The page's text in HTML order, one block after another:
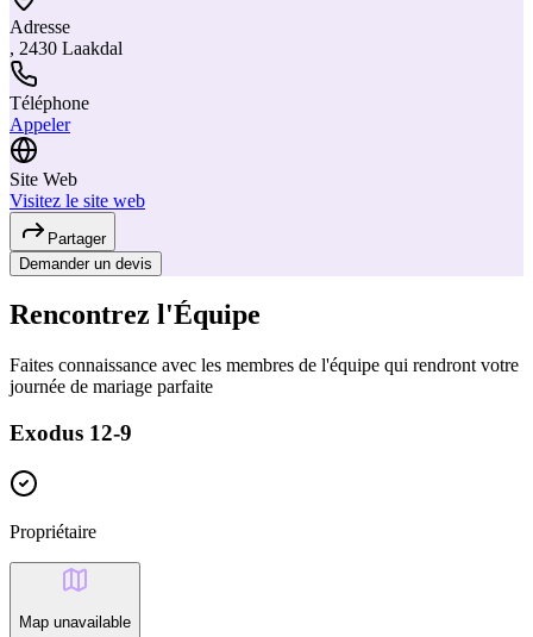
Adresse
, 2430 Laakdal
Téléphone
Appeler
Site Web
Visitez le site web
Partager
Demander un devis
Rencontrez l'Équipe
Faites connaissance avec les membres de l'équipe qui rendront votre
journée de mariage parfaite
Exodus 12-9
Propriétaire
Map unavailable